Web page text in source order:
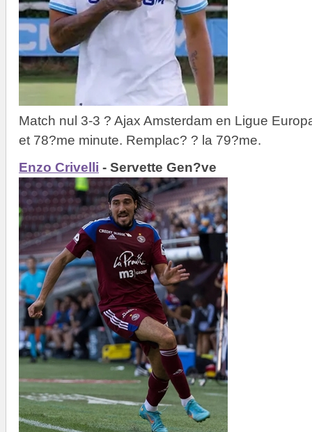
Match nul 3-3 ? Ajax Amsterdam en Ligue
et 78?me minute. Remplac? ? la 79?me.
Enzo Crivelli - Servette Gen?ve